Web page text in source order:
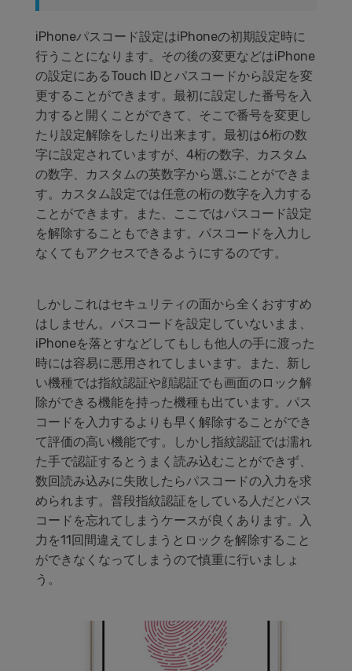
iPhoneパスコード設定はiPhoneの初期設定時に
行うことになります。その後の変更などはiPhone
の設定にあるTouch IDとパスコードから設定を変
更することができます。最初に設定した番号を入
力すると開くことができて、そこで番号を変更し
たり設定解除をしたり出来ます。最初は6桁の数
字に設定されていますが、4桁の数字、カスタム
の数字、カスタムの英数字から選ぶことができま
す。カスタム設定では任意の桁の数字を入力する
ことができます。また、ここではパスコード設定
を解除することもできます。パスコードを入力し
なくてもアクセスできるようにするのです。
しかしこれはセキュリティの面から全くおすすめ
はしません。パスコードを設定していないまま、
iPhoneを落とすなどしてもしも他人の手に渡った
時には容易に悪用されてしまいます。また、新し
い機種では指紋認証や顔認証でも画面のロック解
除ができる機能を持った機種も出ています。パス
コードを入力するよりも早く解除することができ
て評価の高い機能です。しかし指紋認証では濡れ
た手で認証するとうまく読み込むことができず、
数回読み込みに失敗したらパスコードの入力を求
められます。普段指紋認証をしている人だとパス
コードを忘れてしまうケースが良くあります。入
力を11回間違えてしまうとロックを解除すること
ができなくなってしまうので慎重に行いましょ
う。